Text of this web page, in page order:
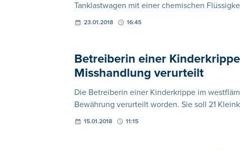
Tanklastwagen mit einer chemischen
23.01.2018 16:45
Betreiberin einer
Misshandlung verurteilt
Die Betreiberin einer Kinderkrippe im
Bewährung verurteilt worden. Sie soll 21
15.01.2018 11:15